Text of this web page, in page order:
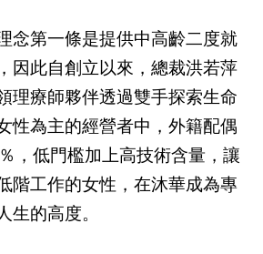
念第一條是提供中高齡二度就
因此自創立以來，總裁洪若萍
理療師夥伴透過雙手探索生命
性為主的經營者中，外籍配偶
，低門檻加上高技術含量，讓
階工作的女性，在沐華成為專
生的高度。